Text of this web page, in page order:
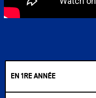
EN 1RE ANNÉE